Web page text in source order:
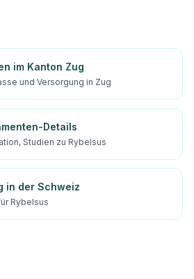
im Kanton Zug
und Versorgung in Zug
Details
Studien zu Rybelsus
in der Schweiz
Rybelsus